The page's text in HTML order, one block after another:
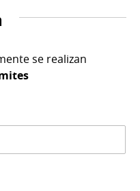
se realizan